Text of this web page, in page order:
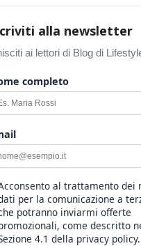
alla newsletter
ai lettori di Blog di
completo
al trattamento dei
per la comunicazione a
potranno inviarmi offerte
come descritto
4.1 della privacy policy.